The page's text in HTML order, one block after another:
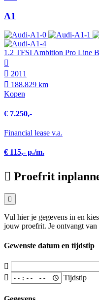
A1
1.2 TFSI Ambition Pro Line
2011
188.829 km
Kopen
€ 7.250,-
Financial lease v.a.
€ 115,- p./m.
Proefrit
Vul hier je gegevens in en
jouw proefrit. Je ontvangt
Gewenste datum en tijdstip
Tijdstip